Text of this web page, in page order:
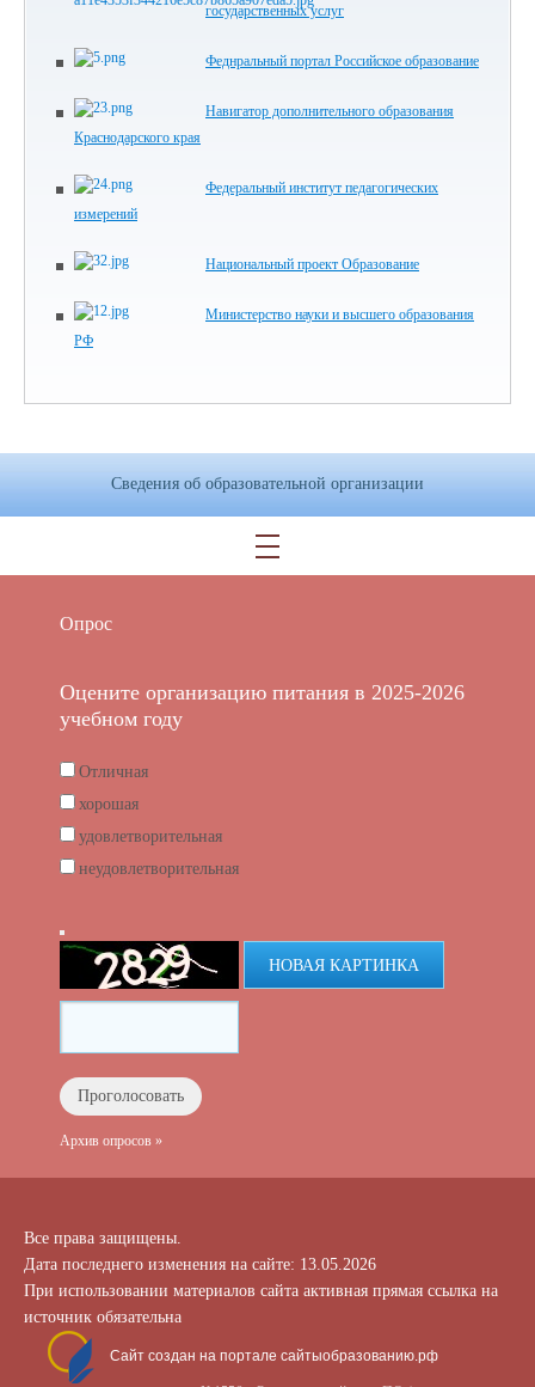
государственных услуг
Феднральный портал Российское образование
Навигатор дополнительного образования
Краснодарского края
Федеральный институт педагогических
измерений
Национальный проект Образование
Министерство науки и высшего образования
РФ
Сведения об образовательной организации
Опрос
Оцените организацию питания в 2025-2026
учебном году
Отличная
хорошая
удовлетворительная
неудовлетворительная
НОВАЯ КАРТИНКА
Архив опросов »
Все права защищены.
Дата последнего изменения на сайте: 13.05.2026
При использовании материалов сайта активная прямая ссылка на
источник обязательна
Сайт создан на портале сайтыобразованию.рф